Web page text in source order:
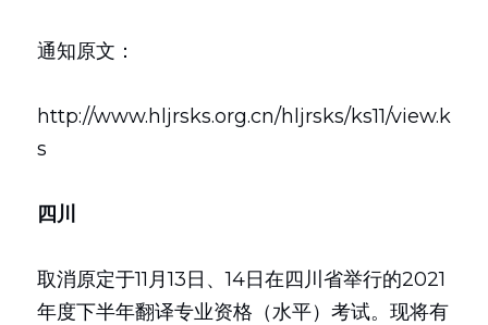
通知原文：
http://www.hljrsks.org.cn/hljrsks/ks11/view.k
s
四川
取消原定于11月13日、14日在四川省举行的2021
年度下半年翻译专业资格（水平）考试。现将有